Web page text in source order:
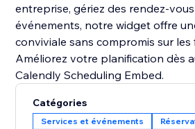
entreprise, gériez des rendez-
événements, notre widget offre
conviviale sans compromis sur
Améliorez votre planification dès
Calendly Scheduling Embed.
Catégories
Services et événements